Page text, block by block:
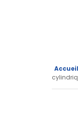
produits
CAD/3D
Accueil